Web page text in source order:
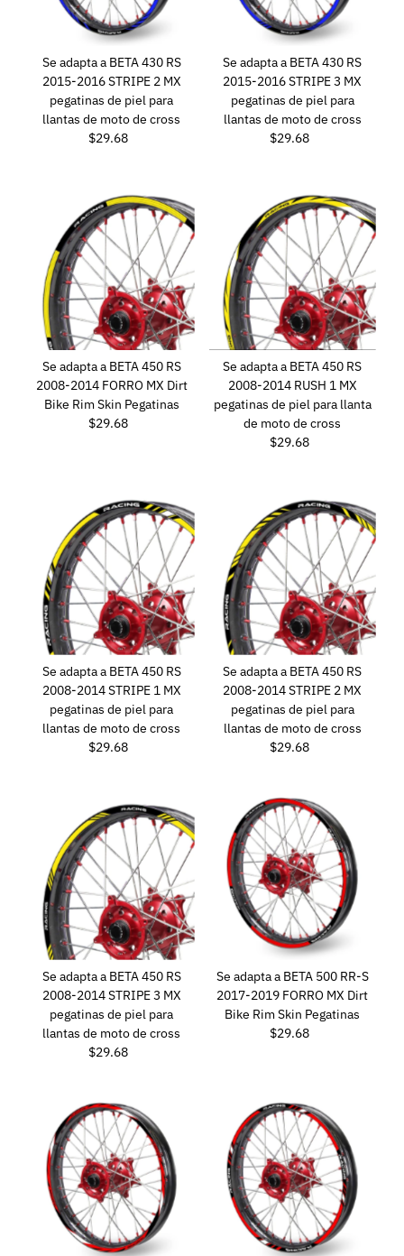
Se adapta a BETA 430 RS
2015-2016 STRIPE 2 MX
pegatinas de piel para
llantas de moto de cross
Precio
$29.68
Se adapta a BETA 430 RS
2015-2016 STRIPE 3 MX
pegatinas de piel para
llantas de moto de cross
Precio
$29.68
Se adapta a BETA 450 RS
2008-2014 FORRO MX Dirt
Bike Rim Skin Pegatinas
Precio
$29.68
Se adapta a BETA 450 RS
2008-2014 RUSH 1 MX
pegatinas de piel para llanta
de moto de cross
Precio
$29.68
Se adapta a BETA 450 RS
2008-2014 STRIPE 1 MX
pegatinas de piel para
llantas de moto de cross
Precio
$29.68
Se adapta a BETA 450 RS
2008-2014 STRIPE 2 MX
pegatinas de piel para
llantas de moto de cross
Precio
$29.68
Se adapta a BETA 450 RS
2008-2014 STRIPE 3 MX
pegatinas de piel para
llantas de moto de cross
Precio
$29.68
Se adapta a BETA 500 RR-S
2017-2019 FORRO MX Dirt
Bike Rim Skin Pegatinas
Precio
$29.68